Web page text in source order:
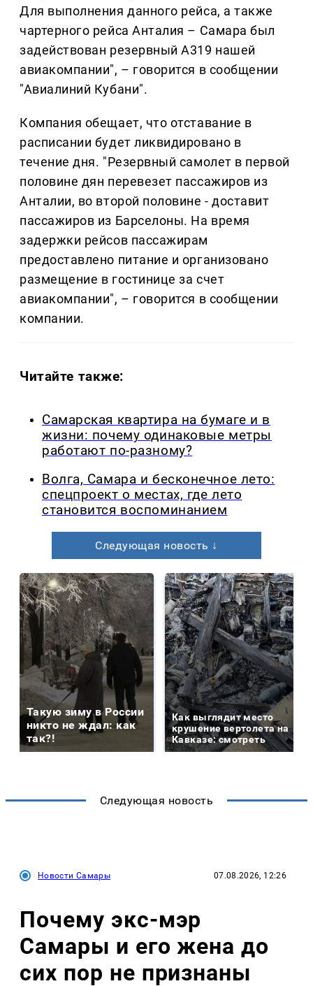
Для выполнения данного рейса, а также
чартерного рейса Анталия – Самара был
задействован резервный A319 нашей
авиакомпании", – говорится в сообщении
"Авиалиний Кубани".
Компания обещает, что отставание в
расписании будет ликвидировано в
течение дня. "Резервный самолет в первой
половине дян перевезет пассажиров из
Анталии, во второй половине - доставит
пассажиров из Барселоны. На время
задержки рейсов пассажирам
предоставлено питание и организовано
размещение в гостинице за счет
авиакомпании", – говорится в сообщении
компании.
Читайте также:
Самарская квартира на бумаге и в
жизни: почему одинаковые метры
работают по-разному?
Волга, Самара и бесконечное лето:
спецпроект о местах, где лето
становится воспоминанием
Следующая новость ↓
Такую зиму в России
никто не ждал: как
так?!
Как выглядит место
крушение вертолета на
Кавказе: смотреть
Следующая новость
Новости Самары 07.08.2026, 12:26
Почему экс-мэр
Самары и его жена до
сих пор не признаны